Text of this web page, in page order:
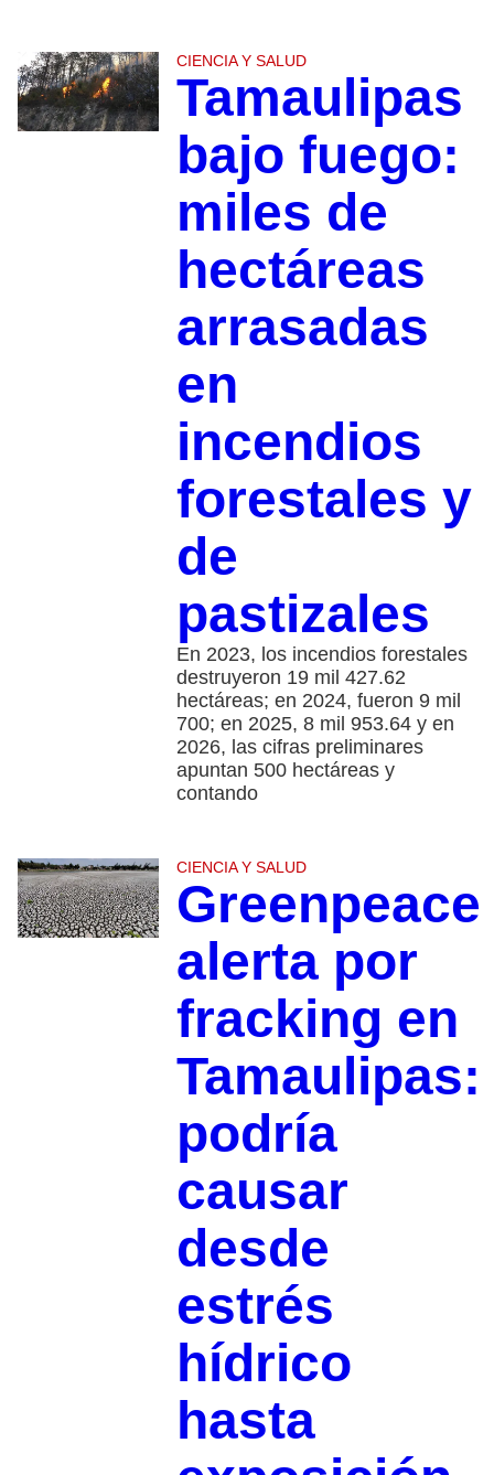
CIENCIA Y SALUD
Tamaulipas
bajo fuego:
miles de
hectáreas
arrasadas
en
incendios
forestales y
de
pastizales
En 2023, los incendios forestales
destruyeron 19 mil 427.62
hectáreas; en 2024, fueron 9 mil
700; en 2025, 8 mil 953.64 y en
2026, las cifras preliminares
apuntan 500 hectáreas y
contando
CIENCIA Y SALUD
Greenpeace
alerta por
fracking en
Tamaulipas:
podría
causar
desde
estrés
hídrico
hasta